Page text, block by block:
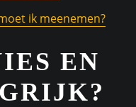
ik meenemen?
EN